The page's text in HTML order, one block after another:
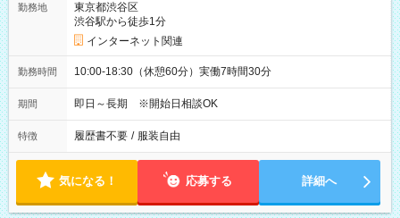
勤務地
東京都渋谷区
渋谷駅から徒歩1分
インターネット関連
勤務時間 10:00-18:30（休憩60分）実働7時間30分
期間 即日～長期 ※開始日相談OK
特徴 履歴書不要 / 服装自由
気になる！ 応募する 詳細へ